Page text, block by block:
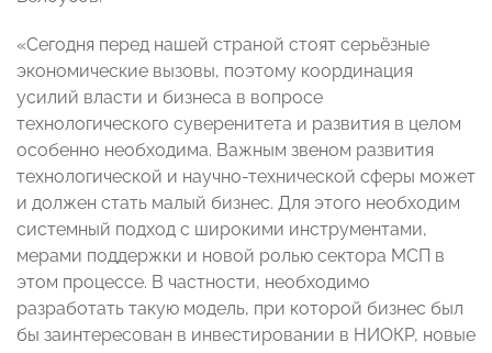
«Сегодня перед нашей страной стоят серьёзные
экономические вызовы, поэтому координация
усилий власти и бизнеса в вопросе
технологического суверенитета и развития в целом
особенно необходима. Важным звеном развития
технологической и научно-технической сферы может
и должен стать малый бизнес. Для этого необходим
системный подход с широкими инструментами,
мерами поддержки и новой ролью сектора МСП в
этом процессе. В частности, необходимо
разработать такую модель, при которой бизнес был
бы заинтересован в инвестировании в НИОКР, новые